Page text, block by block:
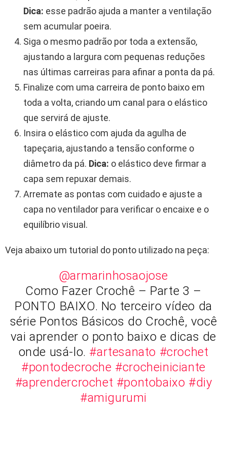
Dica: esse padrão ajuda a manter a ventilação
sem acumular poeira.
Siga o mesmo padrão por toda a extensão,
ajustando a largura com pequenas reduções
nas últimas carreiras para afinar a ponta da pá.
Finalize com uma carreira de ponto baixo em
toda a volta, criando um canal para o elástico
que servirá de ajuste.
Insira o elástico com ajuda da agulha de
tapeçaria, ajustando a tensão conforme o
diâmetro da pá. Dica: o elástico deve firmar a
capa sem repuxar demais.
Arremate as pontas com cuidado e ajuste a
capa no ventilador para verificar o encaixe e o
equilíbrio visual.
Veja abaixo um tutorial do ponto utilizado na peça:
@armarinhosaojose
Como Fazer Crochê – Parte 3 –
PONTO BAIXO. No terceiro vídeo da
série Pontos Básicos do Crochê, você
vai aprender o ponto baixo e dicas de
onde usá-lo. #artesanato #crochet
#pontodecroche #crocheiniciante
#aprendercrochet #pontobaixo #diy
#amigurumi